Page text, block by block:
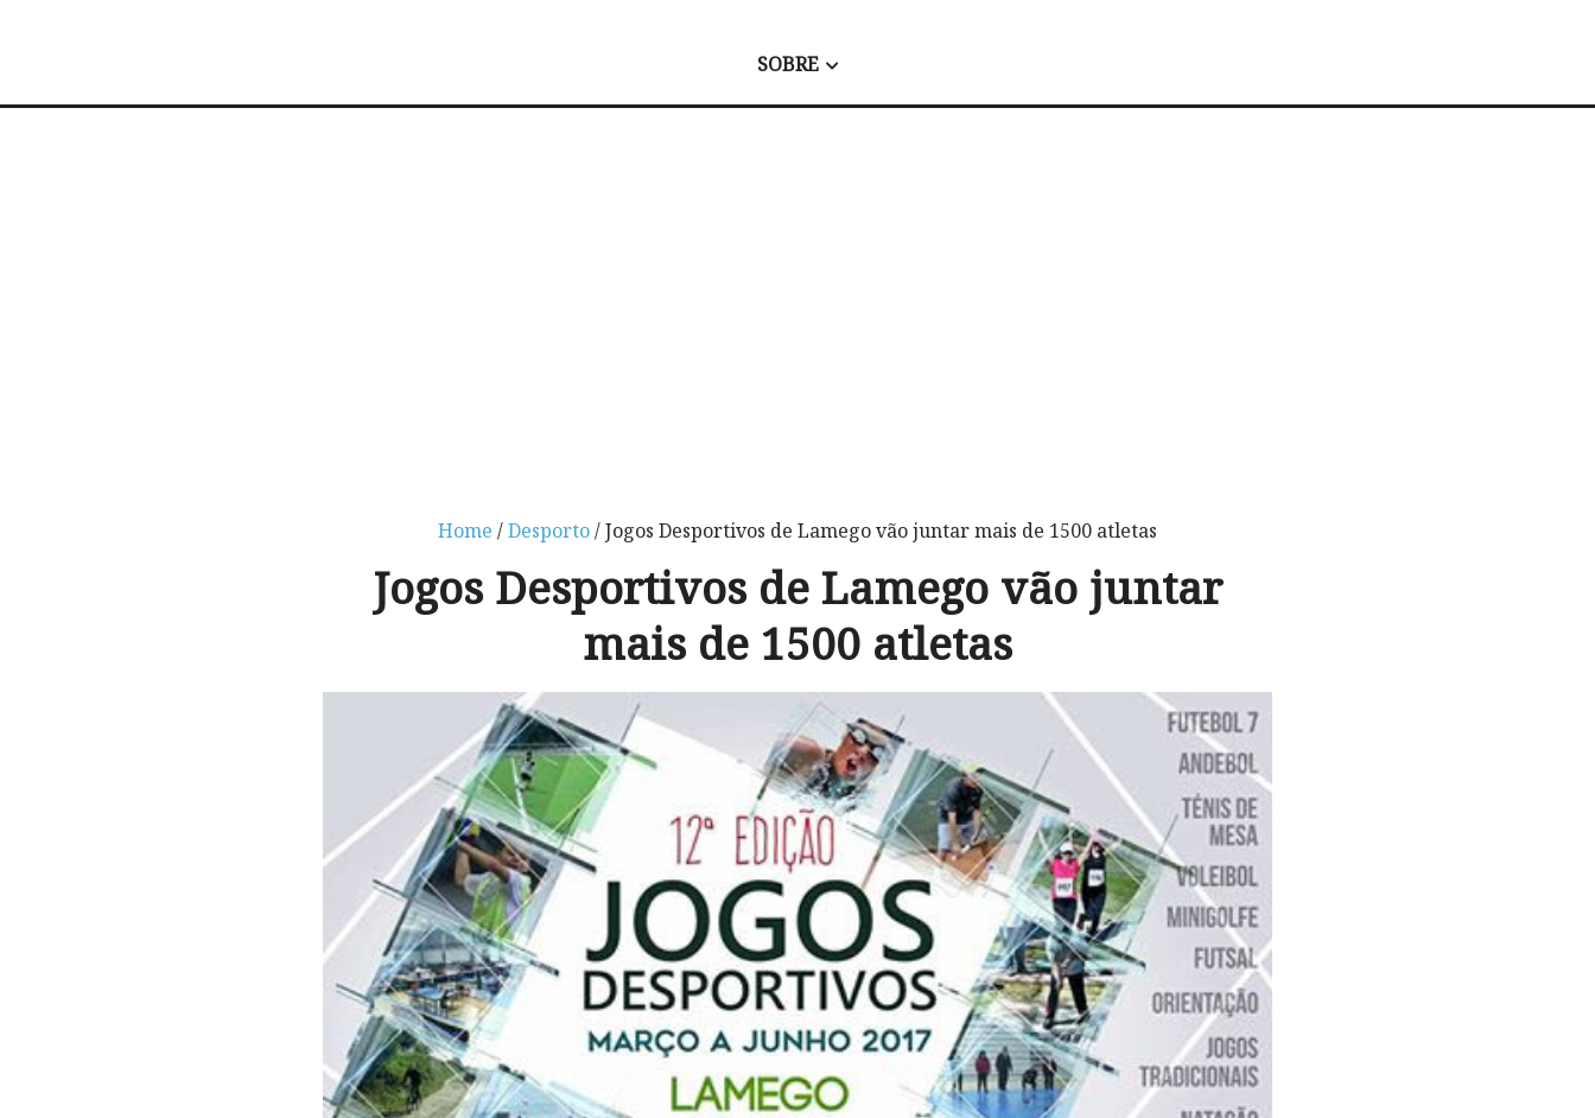
SOBRE
Home /Desporto/ Jogos Desportivos de Lamego vão juntar mais de 1500 atletas
Jogos Desportivos de Lamego vão juntar
mais de 1500 atletas